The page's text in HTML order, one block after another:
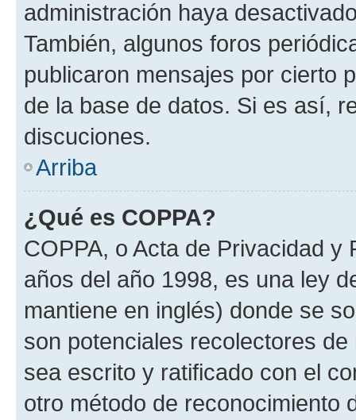
administración haya
También, algunos foros
publicaron mensajes por cierto
de la base de datos. Si es así,
discuciones.
Arriba
¿Qué es COPPA?
COPPA, o Acta de Privacidad
años del año 1998, es una ley
mantiene en inglés) donde se
son potenciales recolectores
sea escrito y ratificado con el
otro método de reconocimiento